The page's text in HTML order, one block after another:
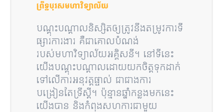
ព្រឹទ្ធបុរសមហាវិទ្យាល័យ
បណ្តុះបណ្តាលនិស្សិតឲ្យត្រូវនឹងតម្រូវការទី
ផ្សារការងារ គឺជាគោលបំណង់
របស់មហាវិទ្យាល័យអគ្គិសនី។ នៅទីនេះ
យើងបណ្តុះបណ្តាលដោយយកចិត្តទុកដាក់
ទៅលើការអនុវត្តផ្ទាល់ ជាជាងការ
បង្រៀនតែទ្រឹស្តី។ ប៉ុន្មានឆ្នាំកន្លងមកនេះ
យើងបាន និងកំពុងសហការជាមួយ